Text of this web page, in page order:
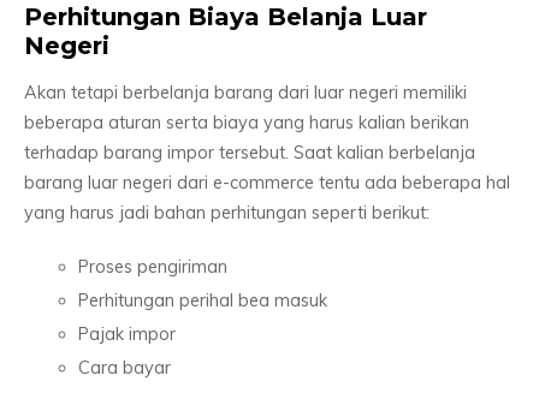
Perhitungan Biaya Belanja Luar
Negeri
Akan tetapi berbelanja barang dari luar negeri memiliki
beberapa aturan serta biaya yang harus kalian berikan
terhadap barang impor tersebut. Saat kalian berbelanja
barang luar negeri dari e-commerce tentu ada beberapa hal
yang harus jadi bahan perhitungan seperti berikut:
Proses pengiriman
Perhitungan perihal bea masuk
Pajak impor
Cara bayar